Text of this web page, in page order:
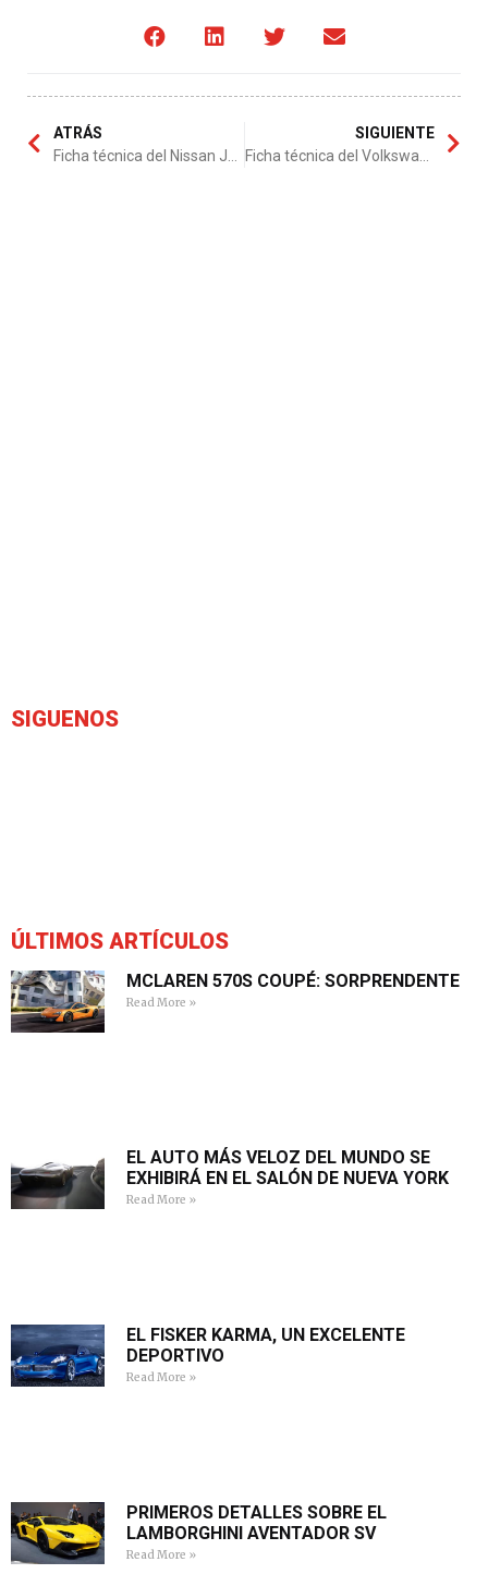
ATRÁS
SIGUIENTE
SIGUENOS
ÚLTIMOS ARTÍCULOS
MCLAREN 570S COUPÉ: SORPRENDENTE
Read More »
EL AUTO MÁS VELOZ DEL MUNDO SE
EXHIBIRÁ EN EL SALÓN DE NUEVA YORK
Read More »
EL FISKER KARMA, UN EXCELENTE
DEPORTIVO
Read More »
PRIMEROS DETALLES SOBRE EL
LAMBORGHINI AVENTADOR SV
Read More »